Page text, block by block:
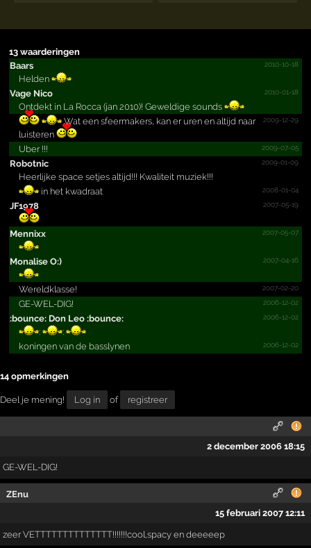
13 waarderingen
Baars
2010-10-18
Helden
Vage Nico
2010-01-18
Ontdekt in La Rocca (jan 2010)! Geweldige sounds
2009-12-29
Wat een sfeermakers, kan er uren en altijd naar
luisteren
2009-07-05
Uber !!!
Robotnic
2009-01-09
Heerlijke space setjes altijd!!! Kwaliteit muziek!!!
2008-01-04
in het kwadraat
JF1978
2007-05-19
Mennixx 2007-05-07
Monalise O:) 2007-04-16
2007-02-20
Wereldklasse!
2006-12-02
GE-WEL-DIG!
:bounce: Don Leo :bounce:
2006-12-02
: :
2006-12-02
koningen van de basslynen
14 opmerkingen
Deel je mening! Log in of registreer
2 december 2006 18:15
GE-WEL-DIG!
ZEnu
15 februari 2007 12:11
zeer VETTTTTTTTTTTTTT!!!!!!!cool,spacy en deeeeep